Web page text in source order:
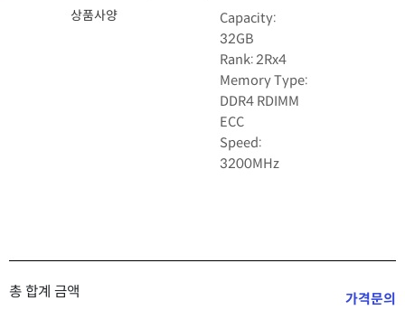
상품사양
Capacity:
32GB
Rank: 2Rx4
Memory Type:
DDR4 RDIMM
ECC
Speed:
3200MHz
총 합계 금액 가격문의